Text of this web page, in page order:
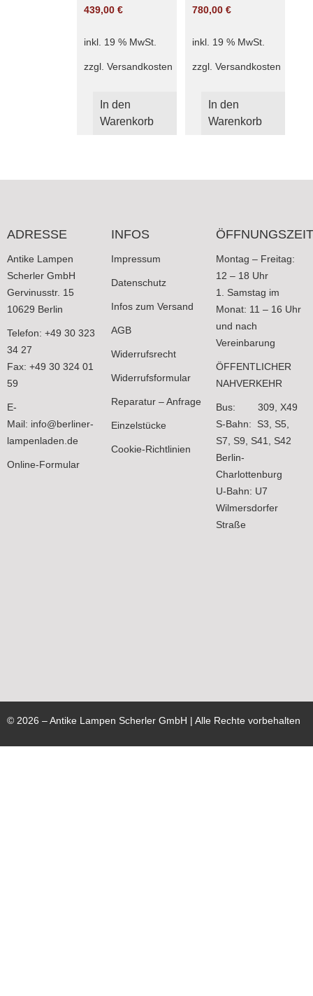
439,00 €
inkl. 19 % MwSt.
zzgl. Versandkosten
In den
Warenkorb
780,00 €
inkl. 19 % MwSt.
zzgl. Versandkosten
In den
Warenkorb
ADRESSE
Antike Lampen
Scherler GmbH
Gervinusstr. 15
10629 Berlin
Telefon: +49 30 323
34 27
Fax: +49 30 324 01
59
E-
Mail: info@berliner-
lampenladen.de
Online-Formular
INFOS
Impressum
Datenschutz
Infos zum Versand
AGB
Widerrufsrecht
Widerrufsformular
Reparatur – Anfrage
Einzelstücke
Cookie-Richtlinien
Montag – Freitag:
12 – 18 Uhr
1. Samstag im
Monat: 11 – 16 Uhr
und nach
Vereinbarung
ÖFFENTLICHER
NAHVERKEHR
Bus: 309, X49
S-Bahn: S3, S5,
S7, S9, S41, S42
Berlin-
Charlottenburg
U-Bahn: U7
Wilmersdorfer
Straße
© 2026 – Antike Lampen Scherler GmbH | Alle Rechte vorbehalten